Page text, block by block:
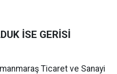
İSE GERİSİ
Ticaret ve Sanayi